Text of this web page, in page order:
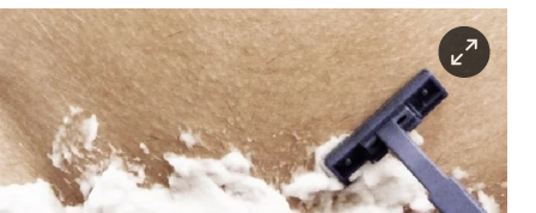
sport
berlin
nord
wahrheit